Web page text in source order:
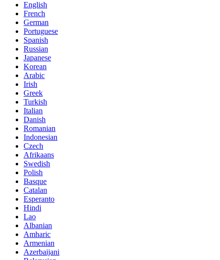
English
French
German
Portuguese
Spanish
Russian
Japanese
Korean
Arabic
Irish
Greek
Turkish
Italian
Danish
Romanian
Indonesian
Czech
Afrikaans
Swedish
Polish
Basque
Catalan
Esperanto
Hindi
Lao
Albanian
Amharic
Armenian
Azerbaijani